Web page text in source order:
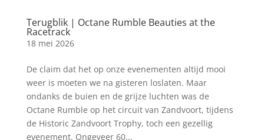
Terugblik | Octane Rumble Beauties at the
Racetrack
18 mei 2026
De claim dat het op onze evenementen altijd mooi
weer is moeten we na gisteren loslaten. Maar
ondanks de buien en de grijze luchten was de
Octane Rumble op het circuit van Zandvoort, tijdens
de Historic Zandvoort Trophy, toch een gezellig
evenement. Ongeveer 60...